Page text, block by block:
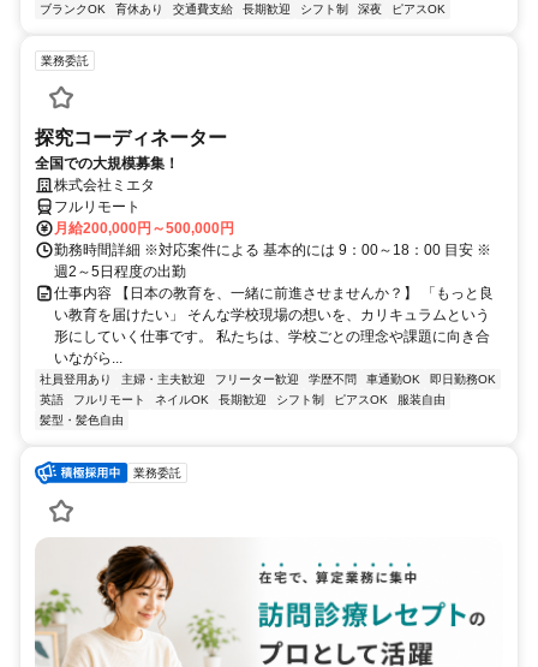
ブランクOK
育休あり 交通費支給 長期歓迎 シフト制 深夜 ピアスOK
業務委託
探究コーディネーター
全国での大規模募集！
株式会社ミエタ
フルリモート
月給200,000円～500,000円
勤務時間詳細 ※対応案件による 基本的には 9：00～18：00 目安 ※
週2～5日程度の出勤
仕事内容 【日本の教育を、一緒に前進させませんか？】 「もっと良
い教育を届けたい」 そんな学校現場の想いを、カリキュラムという
形にしていく仕事です。 私たちは、学校ごとの理念や課題に向き合
いながら...
社員登用あり 主婦・主夫歓迎 フリーター歓迎 学歴不問 車通勤OK
即日勤務OK
英語
フルリモート ネイルOK 長期歓迎 シフト制 ピアスOK
服装自由
髪型・髪色自由
業務委託